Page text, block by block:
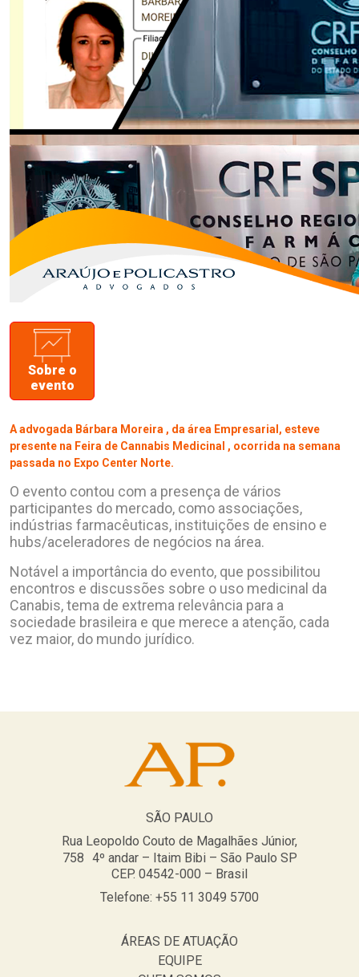
Sobre o
evento
A advogada Bárbara Moreira , da área Empresarial, esteve
presente na Feira de Cannabis Medicinal , ocorrida na semana
passada no Expo Center Norte.
O evento contou com a presença de vários
participantes do mercado, como associações,
indústrias farmacêuticas, instituições de ensino e
hubs/aceleradores de negócios na área.
Notável a importância do evento, que possibilitou
encontros e discussões sobre o uso medicinal da
Canabis, tema de extrema relevância para a
sociedade brasileira e que merece a atenção, cada
vez maior, do mundo jurídico.
SÃO PAULO
Rua Leopoldo Couto de Magalhães Júnior,
758 4º andar – Itaim Bibi – São Paulo SP
CEP. 04542-000 – Brasil
Telefone: +55 11 3049 5700
ÁREAS DE ATUAÇÃO
EQUIPE